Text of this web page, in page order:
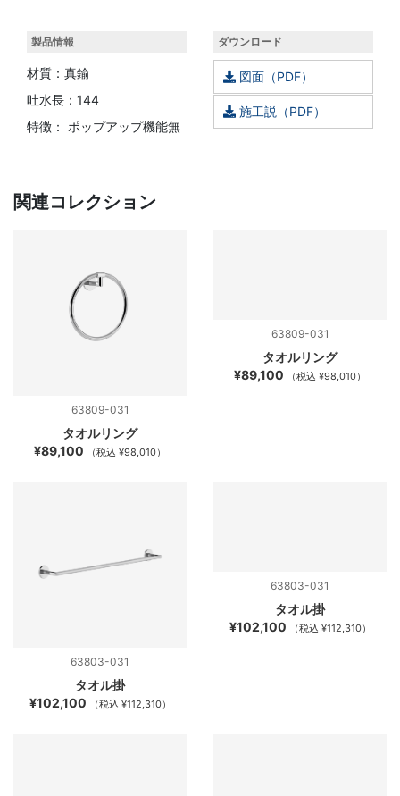
製品情報
材質：真鍮
吐水長：144
特徴： ポップアップ機能無
ダウンロード
図面（PDF）
施工説（PDF）
関連コレクション
63809-031
タオルリング
¥89,100
（税込 ¥98,010）
63809-031
タオルリング
¥89,100
（税込 ¥98,010）
63803-031
タオル掛
¥102,100
（税込 ¥112,310）
63803-031
タオル掛
¥102,100
（税込 ¥112,310）